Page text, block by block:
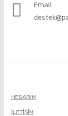
Email:
HESABIM
İLETIŞIM